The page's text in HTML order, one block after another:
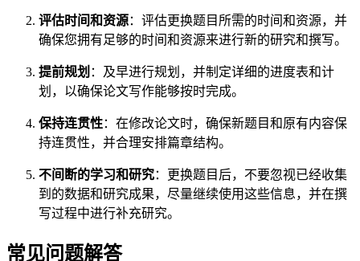
评估时间和资源：评估更换题目所需的时间和资源，并
确保您拥有足够的时间和资源来进行新的研究和撰写。
提前规划 ：及早进行规划，并制定详细的进度表和计
划，以确保论文写作能够按时完成。
保持连贯性：在修改论文时，确保新题目和原有内容保
持连贯性，并合理安排篇章结构。
不间断的学习和研究：更换题目后，不要忽视已经收集
到的数据和研究成果，尽量继续使用这些信息，并在撰
写过程中进行补充研究。
常见问题解答